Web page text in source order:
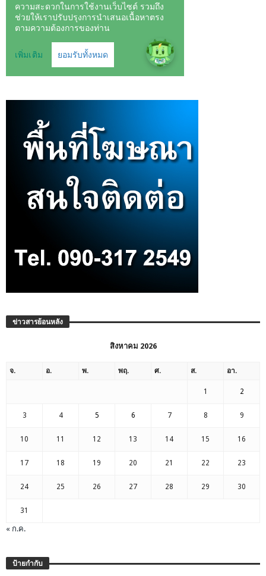
ข่าวสารย้อนหลัง
สิงหาคม 2026
จ. อ. พ. พฤ. ศ. ส. อา.
1 2
3 4 5 6 7 8 9
10 11 12 13 14 15 16
17 18 19 20 21 22 23
24 25 26 27 28 29 30
31
« ก.ค.
ป้ายกำกับ